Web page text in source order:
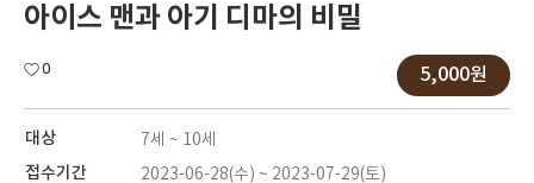
아이스 맨과 아기 디마의 비밀
0 5,000원
대상 7세 ~ 10세
접수기간 2023-06-28(수) ~ 2023-07-29(토)